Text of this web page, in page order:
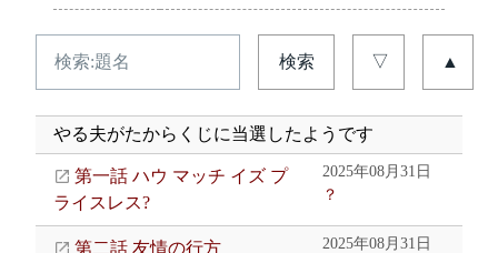
検索 ▽ ▲
やる夫がたからくじに当選したようです
第一話 ハウ マッチ イズ プ
ライスレス?
2025年08月31日
？
第二話 友情の行方
2025年08月31日